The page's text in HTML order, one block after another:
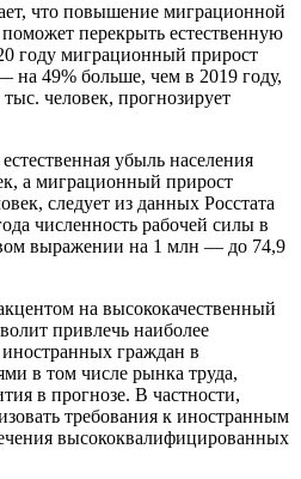
что повышение миграционной
перекрыть естественную
году миграционный прирост
на 49% больше, чем в 2019 году,
человек, прогнозирует
убыль населения
а миграционный прирост
следует из данных Росстата
численность рабочей силы в
выражении на 1 млн — до 74,9
на высококачественный
привлечь наиболее
граждан в
в том числе рынка труда,
в прогнозе. В частности,
требования к иностранным
высококвалифицированных